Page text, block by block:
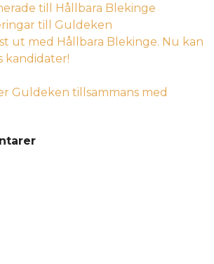
till Hållbara Blekinge
till Guldeken
ut med Hållbara Blekinge. Nu kan
kandidater!
Guldeken tillsammans med